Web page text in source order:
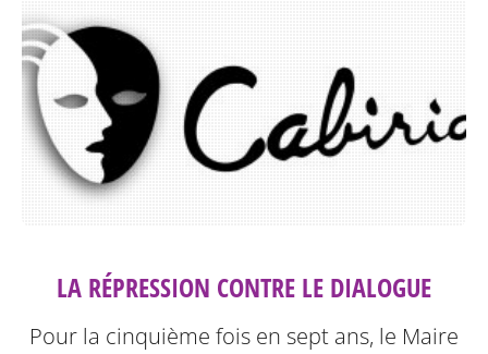
LA RÉPRESSION CONTRE LE DIALOGUE
Pour la cinquième fois en sept ans, le Maire